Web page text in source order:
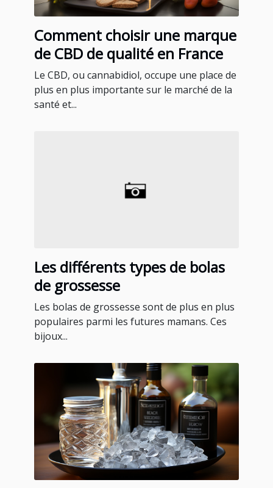
Comment choisir une marque
de CBD de qualité en France
Le CBD, ou cannabidiol, occupe une place de
plus en plus importante sur le marché de la
santé et...
Les différents types de bolas
de grossesse
Les bolas de grossesse sont de plus en plus
populaires parmi les futures mamans. Ces
bijoux...